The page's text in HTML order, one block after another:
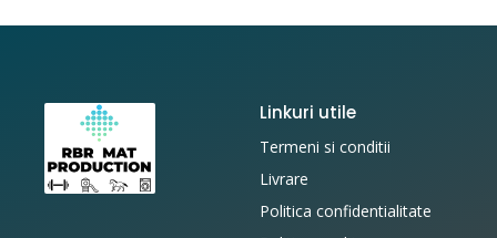
Linkuri utile
Termeni si conditii
Livrare
Politica confidentialitate